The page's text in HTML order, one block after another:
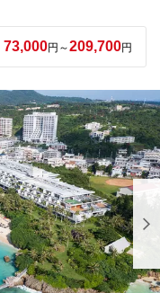
73,000円～209,700円